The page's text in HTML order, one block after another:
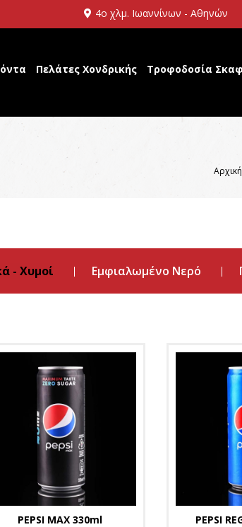
4ο χλμ. Ιωαννίνων - Αθηνών
Πελάτες Χονδρικής Τροφοδοσία
- Χυμοί Εμφιαλωμένο Νερό
PEPSI MAX 330ml PEPSI